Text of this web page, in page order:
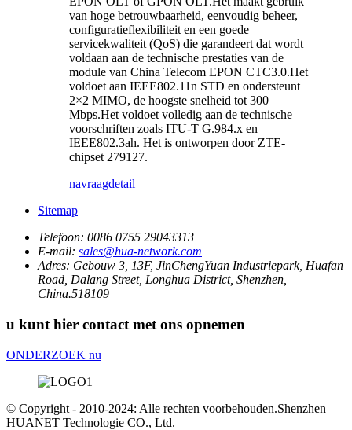
van hoge betrouwbaarheid, eenvoudig beheer,
configuratieflexibiliteit en een goede
servicekwaliteit (QoS) die garandeert dat wordt
voldaan aan de technische prestaties van de
module van China Telecom EPON CTC3.0.Het
voldoet aan IEEE802.11n STD en ondersteunt
2×2 MIMO, de hoogste snelheid tot 300
Mbps.Het voldoet volledig aan de technische
voorschriften zoals ITU-T G.984.x en
IEEE802.3ah. Het is ontworpen door ZTE-
chipset 279127.
navraagdetail
Sitemap
Telefoon: 0086 0755 29043313
E-mail: sales@hua-network.com
Adres: Gebouw 3, 13F, JinChengYuan Industriepark, Huafan
Road, Dalang Street, Longhua District, Shenzhen,
China.518109
u kunt hier contact met ons opnemen
ONDERZOEK nu
© Copyright - 2010-2024: Alle rechten voorbehouden.Shenzhen
HUANET Technologie CO., Ltd.